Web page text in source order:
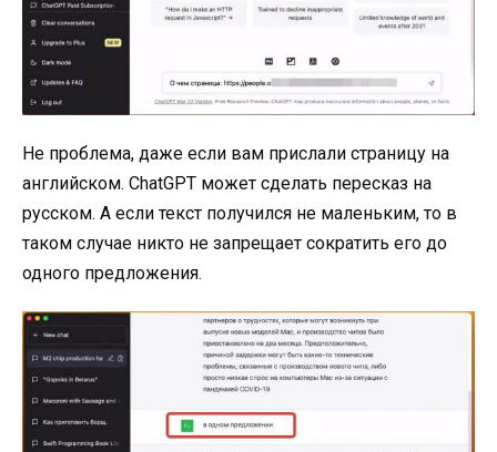
Не проблема, даже если вам прислали страницу на
английском. ChatGPT может сделать пересказ на
русском. А если текст получился не маленьким, то в
таком случае никто не запрещает сократить его до
одного предложения.